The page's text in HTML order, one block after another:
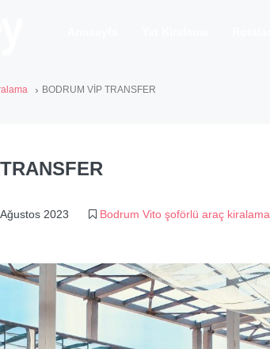
BODRUM VİP TRANSFER
2023 Bodrum Vito şoförlü araç kiralama